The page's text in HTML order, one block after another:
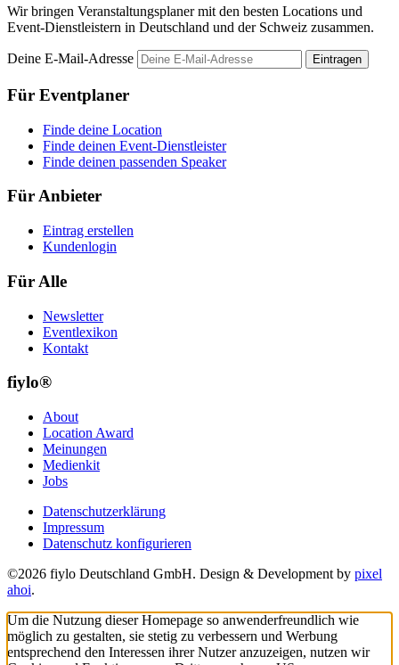
Wir bringen Veranstaltungsplaner mit den besten Locations und
Event-Dienstleistern in Deutschland und der Schweiz zusammen.
Deine E-Mail-Adresse Eintragen
Für Eventplaner
Finde deine Location
Finde deinen Event-Dienstleister
Finde deinen passenden Speaker
Für Anbieter
Eintrag erstellen
Kundenlogin
Für Alle
Newsletter
Eventlexikon
Kontakt
fiylo®
About
Location Award
Meinungen
Medienkit
Jobs
Datenschutzerklärung
Impressum
Datenschutz konfigurieren
©2026 fiylo Deutschland GmbH. Design & Development by pixel
ahoi.
Um die Nutzung dieser Homepage so anwenderfreundlich wie
möglich zu gestalten, sie stetig zu verbessern und Werbung
entsprechend den Interessen ihrer Nutzer anzuzeigen, nutzen wir